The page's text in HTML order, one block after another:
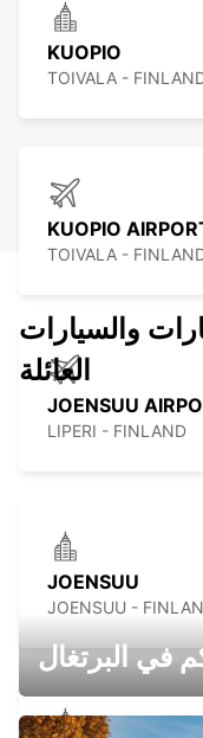
KUOPIO
TOIVALA -
KUOPIO
TOIVALA -
JOENSUU
LIPERI - FINLAND
JOENSUU
JOENSUU -
والسيارات
العائلة
في البرتغال